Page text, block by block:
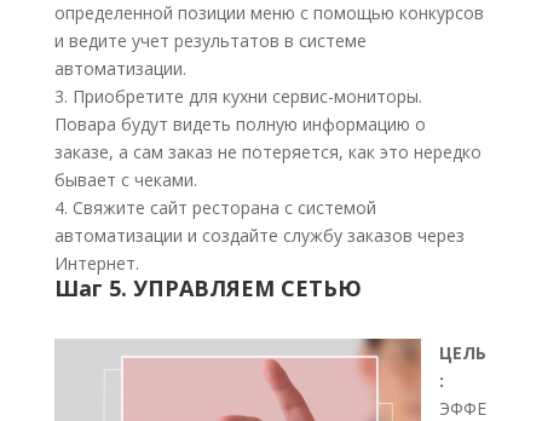
определенной позиции меню с помощью конкурсов
и ведите учет результатов в системе
автоматизации.
3. Приобретите для кухни сервис-мониторы.
Повара будут видеть полную информацию о
заказе, а сам заказ не потеряется, как это нередко
бывает с чеками.
4. Свяжите сайт ресторана с системой
автоматизации и создайте службу заказов через
Интернет.
Шаг 5. УПРАВЛЯЕМ СЕТЬЮ
ЦЕЛЬ
:
ЭФФЕ